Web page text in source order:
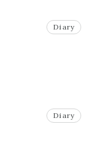
Diary
Diary